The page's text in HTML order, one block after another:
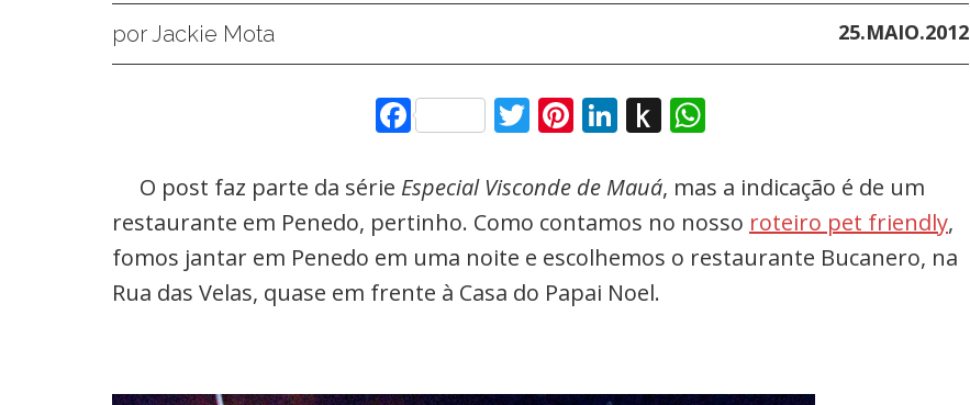
por Jackie Mota 25.MAIO.2012
FacebookTwitter
Pinterest
LinkedIn
Push
Kindle
O post faz parte da série Especial Visconde de Mauá, mas a indicação é de um
restaurante em Penedo, pertinho. Como contamos no nosso roteiro pet friendly,
fomos jantar em Penedo em uma noite e escolhemos o restaurante Bucanero, na
Rua das Velas, quase em frente à Casa do Papai Noel.